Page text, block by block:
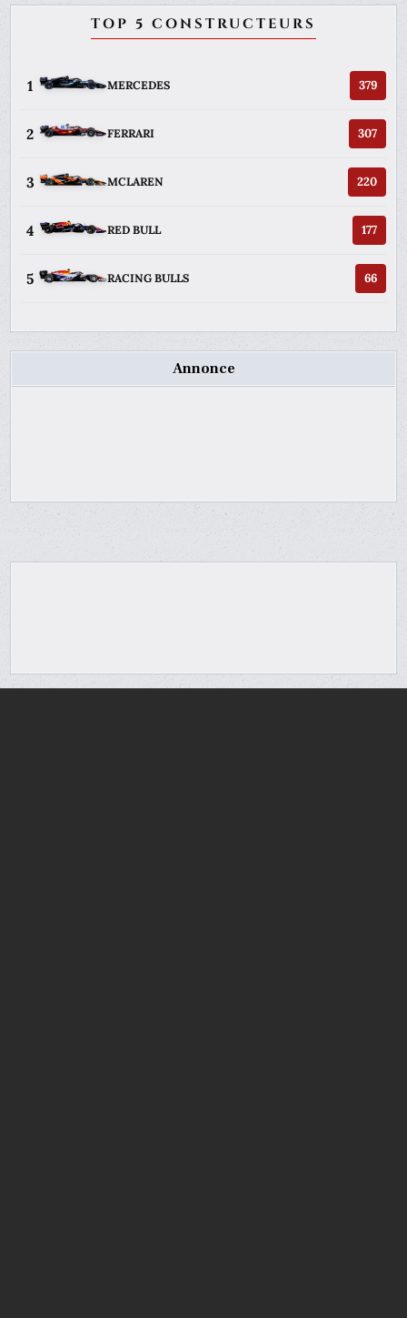
TOP 5 CONSTRUCTEURS
1 MERCEDES 379
2 FERRARI 307
3 MCLAREN 220
4 RED BULL 177
5 RACING BULLS 66
Annonce